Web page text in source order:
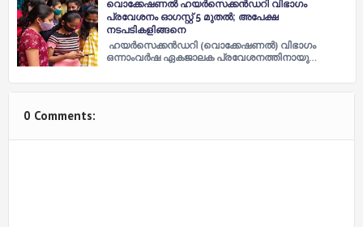
വൊക്കേഷണൽ ഹയർസെക്കൻഡറി വിഭാഗം
പ്രവേശനം ഓഗസ്റ്റ് 5 മുതൽ; അപേക്ഷ
നടപടികളിങ്ങനെ
ഹയർസെക്കൻഡറി (വൊക്കേഷണൽ) വിഭാഗം
ഒന്നാംവർഷ ഏകജാലക പ്രവേശനത്തിനായു…
0 Comments: